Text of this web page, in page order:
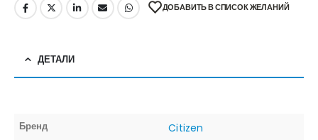
ДОБАВИТЬ В СПИСОК ЖЕЛАНИЙ
ДЕТАЛИ
Бренд Citizen